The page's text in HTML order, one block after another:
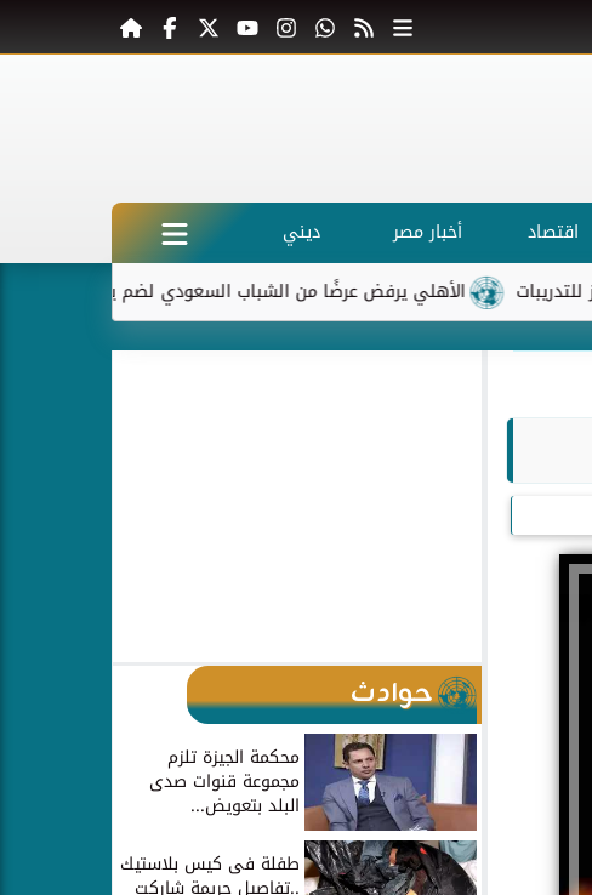
اقتصاد أخبار مصر
ديني
الأهلي يرفض عرضًا من الشباب السعودي لضم ياسر إبراهيم
حوادث
محكمة الجيزة تلزم
مجموعة قنوات صدى
البلد بتعويض...
طفلة فى كيس بلاستيك
..تفاصيل جريمة شاركت